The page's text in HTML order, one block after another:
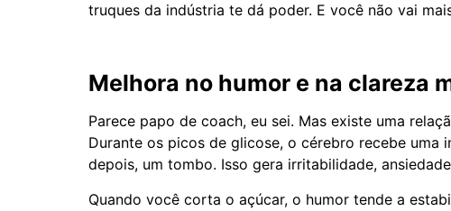
truques da indústria te dá poder. E você não vai
Melhora no humor e na clareza
Parece papo de coach, eu sei. Mas existe uma
Durante os picos de glicose, o cérebro recebe
depois, um tombo. Isso gera irritabilidade,
Quando você corta o açúcar, o humor tende a